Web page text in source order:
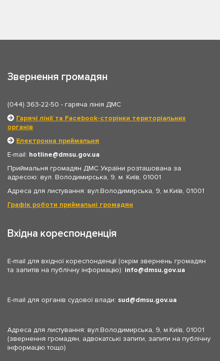
Звернення громадян
(044) 363-22-50 - гаряча лінія ДМС
Гарячі лінії та Facebook-сторінки територіальних
органів
Електронна приймальня
E-mail: hotline
dmsu.gov.ua
Приймальня громадян ДМС України розташована за
адресою: вул. Володимирська, 9, м. Київ, 01001
Адреса для листування: вул.Володимирська, 9, м.Київ, 01001
Графік роботи приймальні громадян
Вхідна кореспонденція
E-mail для вхідної кореспонденції (окрім звернень громадян
та запитів на публічну інформацію): info dmsu.gov.ua
E-mail для органів судової влади: sud dmsu.gov.ua
Адреса для листування: вул.Володимирська, 9, м.Київ, 01001
(звернення громадян, адвокатські запити, запити на публічну
інформацію тощо)